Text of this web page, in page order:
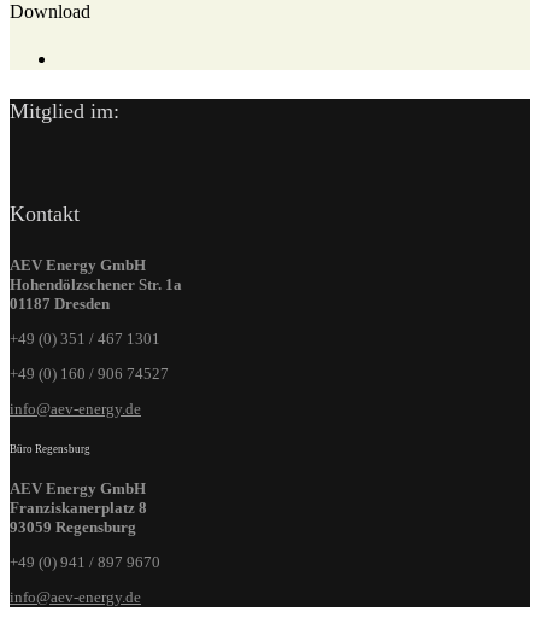
Download
Mitglied im:
Kontakt
AEV Energy GmbH
Hohendölzschener Str. 1a
01187 Dresden
+49 (0) 351 / 467 1301
+49 (0) 160 / 906 74527
info@aev-energy.de
Büro Regensburg
AEV Energy GmbH
Franziskanerplatz 8
93059 Regensburg
+49 (0) 941 / 897 9670
info@aev-energy.de